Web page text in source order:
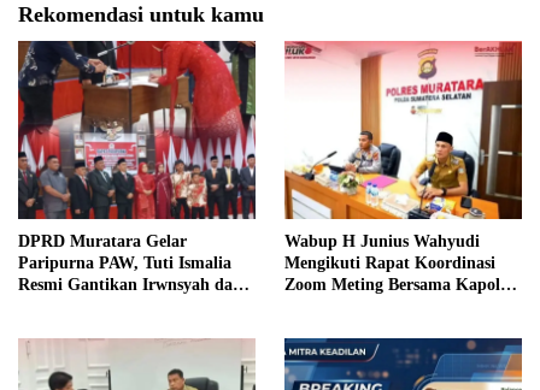
Rekomendasi untuk kamu
DPRD Muratara Gelar
Paripurna PAW, Tuti Ismalia
Resmi Gantikan Irwnsyah dari
Wabup H Junius Wahyudi
Mengikuti Rapat Koordinasi
Zoom Meting Bersama Kapolres